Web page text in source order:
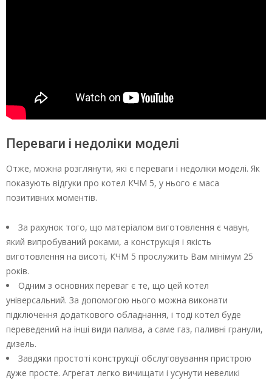
Переваги і недоліки моделі
Отже, можна розглянути, які є переваги і недоліки моделі. Як
показують відгуки про котел КЧМ 5, у нього є маса
позитивних моментів.
За рахунок того, що матеріалом виготовлення є чавун,
який випробуваний роками, а конструкція і якість
виготовлення на висоті, КЧМ 5 прослужить Вам мінімум 25
років.
Одним з основних переваг є те, що цей котел
універсальний. За допомогою нього можна виконати
підключення додаткового обладнання, і тоді котел буде
переведений на інші види палива, а саме газ, паливні гранули,
дизель.
Завдяки простоті конструкції обслуговування пристрою
дуже просте. Агрегат легко вичищати і усунути невеликі